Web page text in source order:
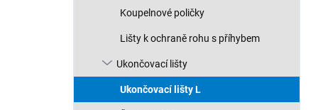
Koupelnové poličky
Lišty k ochraně rohu s příhybem
Ukončovací lišty
Ukončovací lišty L